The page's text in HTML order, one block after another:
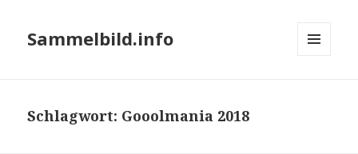
Sammelbild.info
Schlagwort: Gooolmania 2018